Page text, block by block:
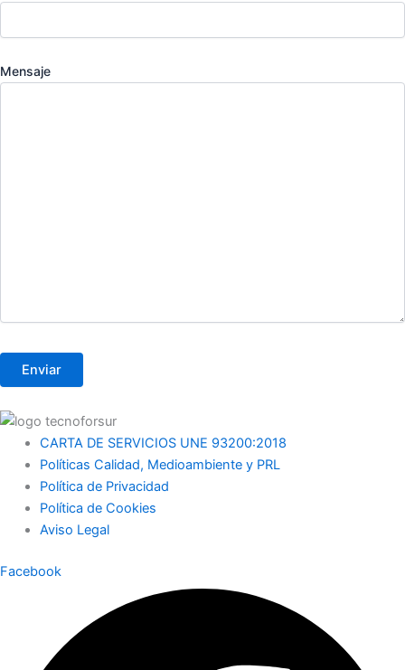
Mensaje
CARTA DE SERVICIOS UNE 93200:2018
Políticas Calidad, Medioambiente y PRL
Política de Privacidad
Política de Cookies
Aviso Legal
Facebook